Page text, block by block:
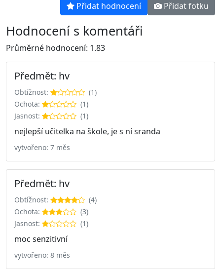
Přidat hodnocení Přidat fotku
Hodnocení s komentáři
Průměrné hodnocení: 1.83
Předmět: hv
Obtížnost:
(1)
Ochota:
(1)
Jasnost:
(1)
nejlepší učitelka na škole, je s ní sranda
vytvořeno: 7 měs
Předmět: hv
Obtížnost:
(4)
Ochota:
(3)
Jasnost:
(1)
moc senzitivní
vytvořeno: 8 měs